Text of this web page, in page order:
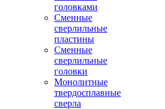
головками
Сменные
сверлильные
пластины
Сменные
сверлильные
головки
Монолитные
твердосплавные
сверла